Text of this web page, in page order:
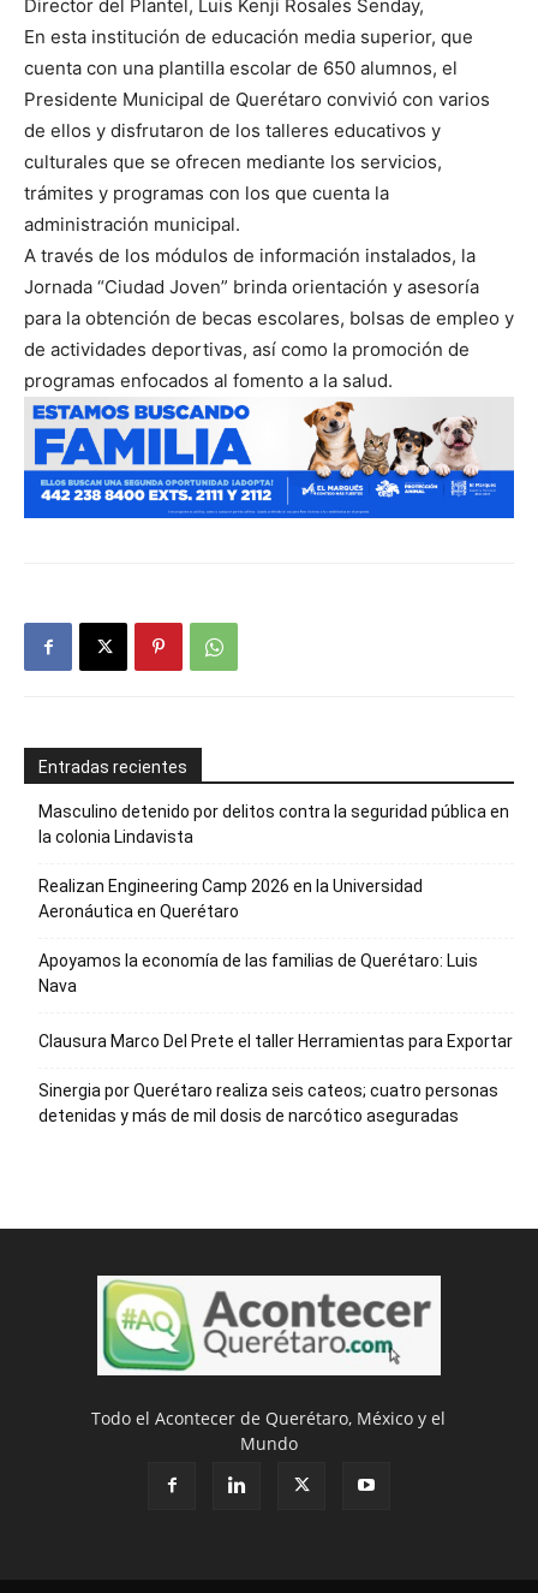
Director del Plantel, Luis Kenji Rosales Senday,
En esta institución de educación media superior, que
cuenta con una plantilla escolar de 650 alumnos, el
Presidente Municipal de Querétaro convivió con varios
de ellos y disfrutaron de los talleres educativos y
culturales que se ofrecen mediante los servicios,
trámites y programas con los que cuenta la
administración municipal.
A través de los módulos de información instalados, la
Jornada “Ciudad Joven” brinda orientación y asesoría
para la obtención de becas escolares, bolsas de empleo y
de actividades deportivas, así como la promoción de
programas enfocados al fomento a la salud.
Entradas recientes
Masculino detenido por delitos contra la seguridad pública en
la colonia Lindavista
Realizan Engineering Camp 2026 en la Universidad
Aeronáutica en Querétaro
Apoyamos la economía de las familias de Querétaro: Luis
Nava
Clausura Marco Del Prete el taller Herramientas para Exportar
Sinergia por Querétaro realiza seis cateos; cuatro personas
detenidas y más de mil dosis de narcótico aseguradas
Todo el Acontecer de Querétaro, México y el
Mundo